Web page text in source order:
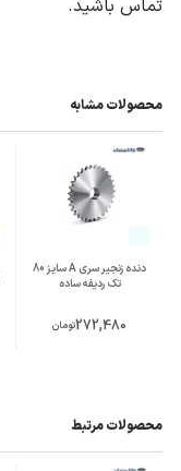
تماس باشید.
محصولات مشابه
دنده زنجیر سری A سایز 80
تک ردیفه ساده
272,480تومان
محصولات مرتبط